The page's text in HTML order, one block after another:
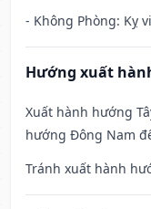
- Không Phòng: Kỵ
Hướng xuất
Xuất hành hướng
hướng Đông Nam
Tránh xuất hành